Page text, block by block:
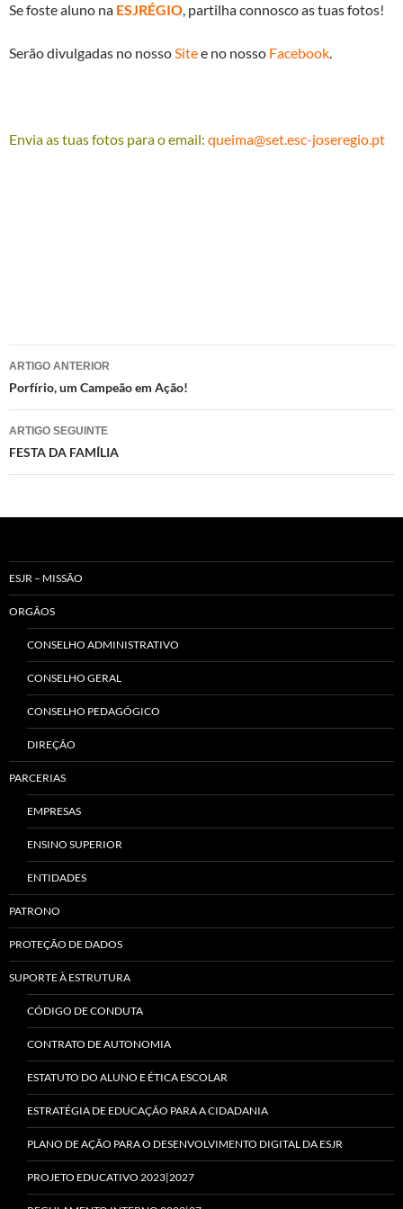
Se foste aluno na ESJRÉGIO, partilha connosco as tuas fotos!
Serão divulgadas no nossoSitee no nosso Facebook.
Envia as tuas fotos para o email: queima@set.esc-joseregio.pt
Navegação
de
artigos
ARTIGO ANTERIOR
Porfírio, um Campeão em Ação!
ARTIGO SEGUINTE
FESTA DA FAMÍLIA
ESJR – MISSÃO
ORGÃOS
CONSELHO ADMINISTRATIVO
CONSELHO GERAL
CONSELHO PEDAGÓGICO
DIREÇÃO
PARCERIAS
EMPRESAS
ENSINO SUPERIOR
ENTIDADES
PATRONO
PROTEÇÃO DE DADOS
SUPORTE À ESTRUTURA
CÓDIGO DE CONDUTA
CONTRATO DE AUTONOMIA
ESTATUTO DO ALUNO E ÉTICA ESCOLAR
ESTRATÉGIA DE EDUCAÇÃO PARA A CIDADANIA
PLANO DE AÇÃO PARA O DESENVOLVIMENTO DIGITAL DA ESJR
PROJETO EDUCATIVO 2023|2027